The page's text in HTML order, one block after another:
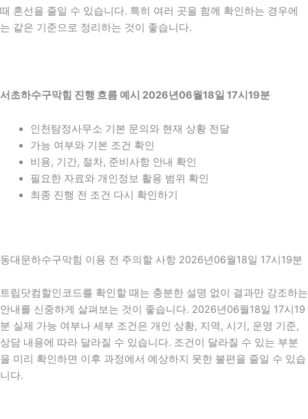
때 혼선을 줄일 수 있습니다. 특히 여러 곳을 함께 확인하는 경우에
는 같은 기준으로 정리하는 것이 좋습니다.
서초하수구막힘 진행 흐름 예시 2026년06월18일 17시19분
인천탐정사무소 기본 문의와 현재 상황 전달
가능 여부와 기본 조건 확인
비용, 기간, 절차, 준비사항 안내 확인
필요한 자료와 개인정보 활용 범위 확인
최종 진행 전 조건 다시 확인하기
동대문하수구막힘 이용 전 주의할 사항 2026년06월18일 17시19분
트립닷컴할인코드를 확인할 때는 충분한 설명 없이 결과만 강조하는
안내를 신중하게 살펴보는 것이 좋습니다. 2026년06월18일 17시19
분 실제 가능 여부나 세부 조건은 개인 상황, 지역, 시기, 운영 기준,
상담 내용에 따라 달라질 수 있습니다. 조건이 달라질 수 있는 부분
을 미리 확인하면 이후 과정에서 예상하지 못한 불편을 줄일 수 있습
니다.